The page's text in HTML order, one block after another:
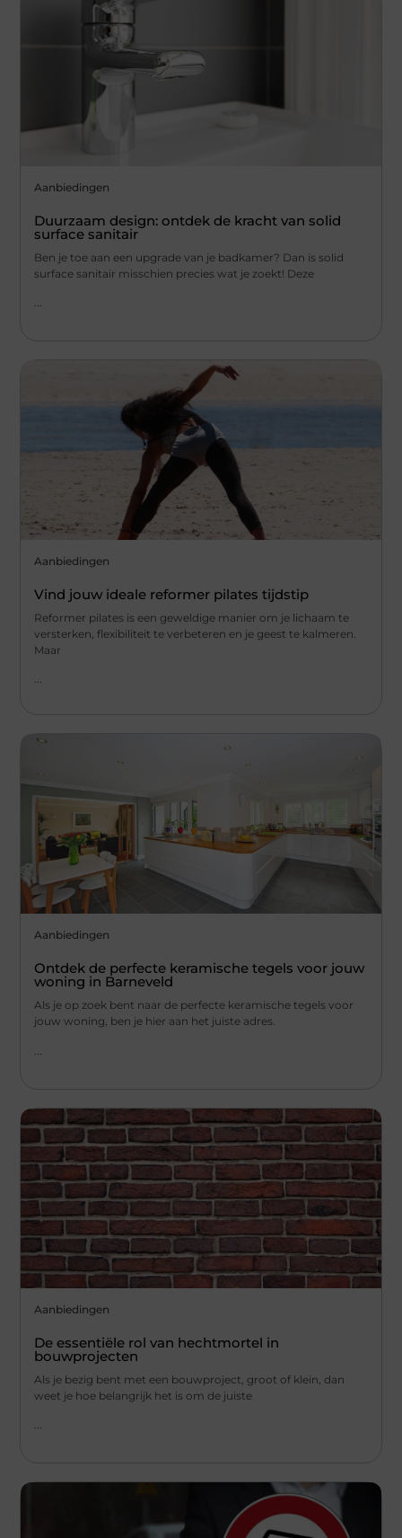
Aanbiedingen
Duurzaam design: ontdek de kracht van solid
surface sanitair
Ben je toe aan een upgrade van je badkamer? Dan is solid
surface sanitair misschien precies wat je zoekt! Deze
Aanbiedingen
Vind jouw ideale reformer pilates tijdstip
Reformer pilates is een geweldige manier om je lichaam te
versterken, flexibiliteit te verbeteren en je geest te kalmeren.
Maar
...
Aanbiedingen
Ontdek de perfecte keramische tegels voor jouw
woning in Barneveld
Als je op zoek bent naar de perfecte keramische tegels voor
jouw woning, ben je hier aan het juiste adres.
Aanbiedingen
De essentiële rol van hechtmortel in
bouwprojecten
Als je bezig bent met een bouwproject, groot of klein, dan
weet je hoe belangrijk het is om de juiste
...